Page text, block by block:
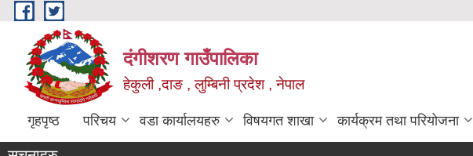
Skip to main content
दंगीशरण गाउँपालिका
हेकुली ,दाङ , लुम्बिनी प्रदेश , नेपाल
गृहपृष्ठ परिचय वडा कार्यालयहरु विषयगत शाखा कार्यक्रम तथा परियोजना